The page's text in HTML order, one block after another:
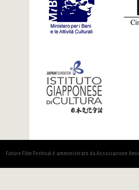
japan.png
Future Film Festival è amministrato da Associazione